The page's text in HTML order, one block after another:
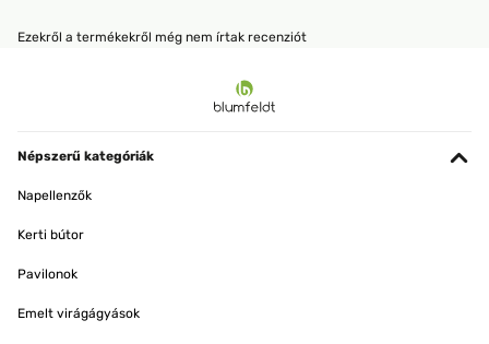
Ezekről a termékekről még nem írtak recenziót
Népszerű kategóriák
Napellenzők
Kerti bútor
Pavilonok
Emelt virágágyások